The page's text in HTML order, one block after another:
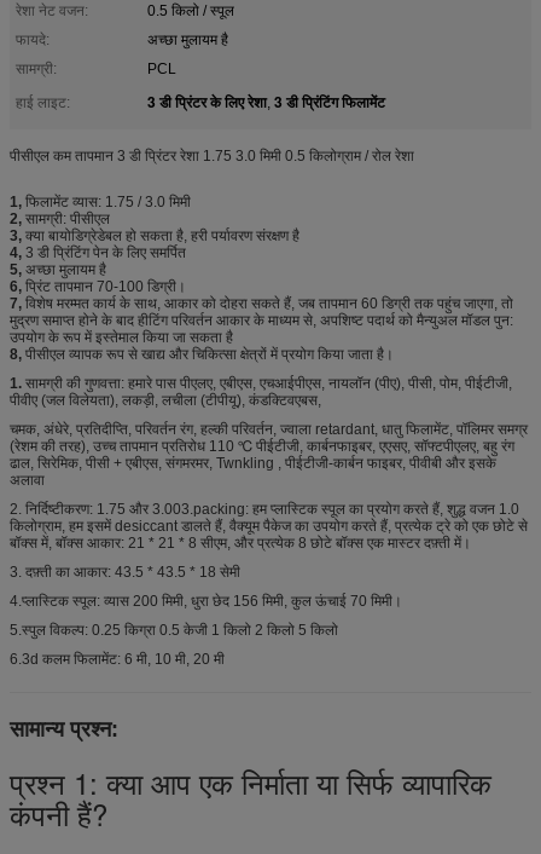
रेशा नेट वजन:
0.5 किलो / स्पूल
फायदे:
अच्छा मुलायम है
सामग्री:
PCL
हाई लाइट:
3 डी प्रिंटर के लिए रेशा, 3 डी प्रिंटिंग फिलामेंट
पीसीएल कम तापमान 3 डी प्रिंटर रेशा 1.75 3.0 मिमी 0.5 किलोग्राम / रोल रेशा
1, फिलामेंट व्यास: 1.75 / 3.0 मिमी
2, सामग्री: पीसीएल
3, क्या बायोडिग्रेडेबल हो सकता है, हरी पर्यावरण संरक्षण है
4, 3 डी प्रिंटिंग पेन के लिए समर्पित
5, अच्छा मुलायम है
6, प्रिंट तापमान 70-100 डिग्री।
7, विशेष मरम्मत कार्य के साथ, आकार को दोहरा सकते हैं, जब तापमान 60 डिग्री तक पहुंच जाएगा, तो
मुद्रण समाप्त होने के बाद हीटिंग परिवर्तन आकार के माध्यम से, अपशिष्ट पदार्थ को मैन्युअल मॉडल पुन:
उपयोग के रूप में इस्तेमाल किया जा सकता है
8, पीसीएल व्यापक रूप से खाद्य और चिकित्सा क्षेत्रों में प्रयोग किया जाता है।
1. सामग्री की गुणवत्ता: हमारे पास पीएलए, एबीएस, एचआईपीएस, नायलॉन (पीए), पीसी, पोम, पीईटीजी,
पीवीए (जल विलेयता), लकड़ी, लचीला (टीपीयू), कंडक्टिवएबस,
चमक, अंधेरे, प्रतिदीप्ति, परिवर्तन रंग, हल्की परिवर्तन, ज्वाला retardant, धातु फिलामेंट, पॉलिमर समग्र
(रेशम की तरह), उच्च तापमान प्रतिरोध 110 ℃ पीईटीजी, कार्बनफाइबर, एएसए, सॉफ्टपीएलए, बहु रंग
ढाल, सिरेमिक, पीसी + एबीएस, संगमरमर, Twnkling , पीईटीजी-कार्बन फाइबर, पीवीबी और इसके
अलावा
2. निर्दिष्टीकरण: 1.75 और 3.003.packing: हम प्लास्टिक स्पूल का प्रयोग करते हैं, शुद्ध वजन 1.0
किलोग्राम, हम इसमें desiccant डालते हैं, वैक्यूम पैकेज का उपयोग करते हैं, प्रत्येक ट्रे को एक छोटे से
बॉक्स में, बॉक्स आकार: 21 * 21 * 8 सीएम, और प्रत्येक 8 छोटे बॉक्स एक मास्टर दफ़्ती में।
3. दफ़्ती का आकार: 43.5 * 43.5 * 18 सेमी
4.प्लास्टिक स्पूल: व्यास 200 मिमी, धुरा छेद 156 मिमी, कुल ऊंचाई 70 मिमी।
5.स्पुल विकल्प: 0.25 किग्रा 0.5 केजी 1 किलो 2 किलो 5 किलो
6.3d कलम फिलामेंट: 6 मी, 10 मी, 20 मी
सामान्य प्रश्न:
प्रश्न 1: क्या आप एक निर्माता या सिर्फ व्यापारिक
कंपनी हैं?